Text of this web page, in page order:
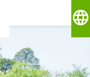
language